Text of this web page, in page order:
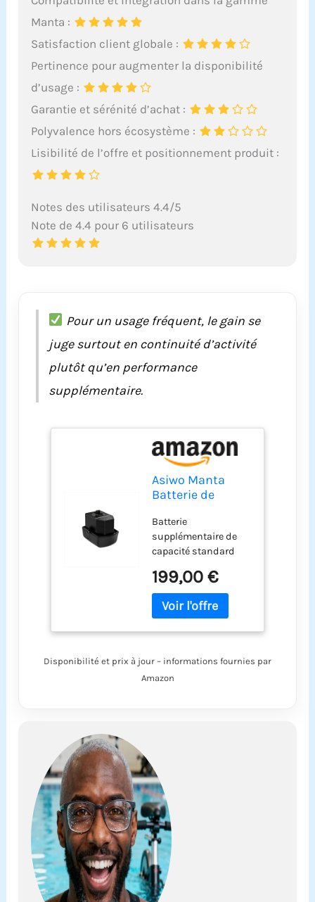
Manta :
Satisfaction client globale :
Pertinence pour augmenter la disponibilité
d’usage :
Garantie et sérénité d’achat :
Polyvalence hors écosystème :
Lisibilité de l’offre et positionnement produit :
Notes des utilisateurs 4.4/5
Note de 4.4 pour 6 utilisateurs
Pour un usage fréquent, le gain se
juge surtout en continuité d’activité
plutôt qu’en performance
supplémentaire.
Asiwo Manta
Batterie de
Marin de
capacité
Standard
Batterie
supplémentaire de
capacité standard
scooter sous-marin.
Conçue pour une
alimentation stable
minutes, mode
léger impact sur le
temps d'utilisation)
199,00 €
Disponibilité et prix à jour – informations fournies par
Amazon